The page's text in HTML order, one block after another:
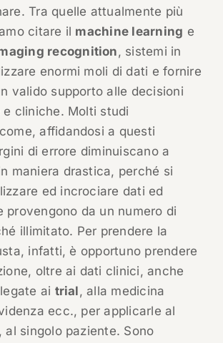
Tra quelle attualmente più
citare il machine learning e
recognition, sistemi in
enormi moli di dati e fornire
valido supporto alle decisioni
cliniche. Molti studi
affidandosi a questi
di errore diminuiscano a
maniera drastica, perché si
ed incrociare dati ed
provengono da un numero di
illimitato. Per prendere la
infatti, è opportuno prendere
oltre ai dati clinici, anche
ai trial, alla medicina
ecc., per applicarle al
al singolo paziente. Sono